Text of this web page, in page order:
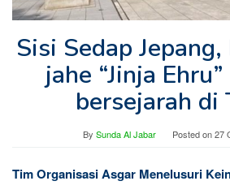
Sisi Sedap
jahe “Jinja
bersejarah di
By Sunda Al Jabar Posted on27
Tim Organisasi Asgar Menelusuri